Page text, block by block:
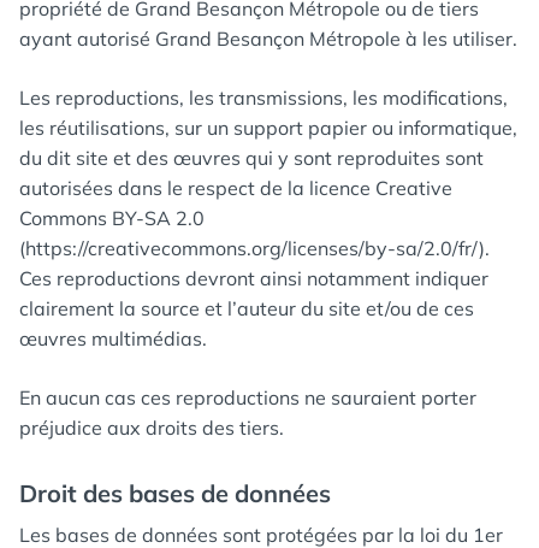
propriété de Grand Besançon Métropole ou de tiers
ayant autorisé Grand Besançon Métropole à les utiliser.
Les reproductions, les transmissions, les modifications,
les réutilisations, sur un support papier ou informatique,
du dit site et des œuvres qui y sont reproduites sont
autorisées dans le respect de la licence Creative
Commons BY-SA 2.0
(https://creativecommons.org/licenses/by-sa/2.0/fr/).
Ces reproductions devront ainsi notamment indiquer
clairement la source et l’auteur du site et/ou de ces
œuvres multimédias.
En aucun cas ces reproductions ne sauraient porter
préjudice aux droits des tiers.
Droit des bases de données
Les bases de données sont protégées par la loi du 1er